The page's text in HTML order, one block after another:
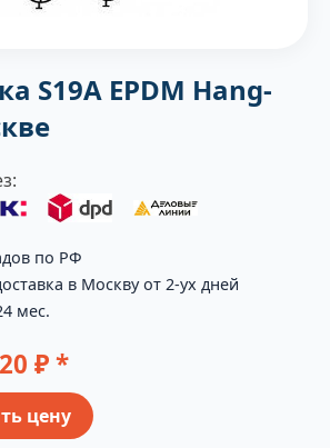
S19A EPDM Hang-
по РФ
в Москву от 2-ух дней
мес.
₽ *
цену